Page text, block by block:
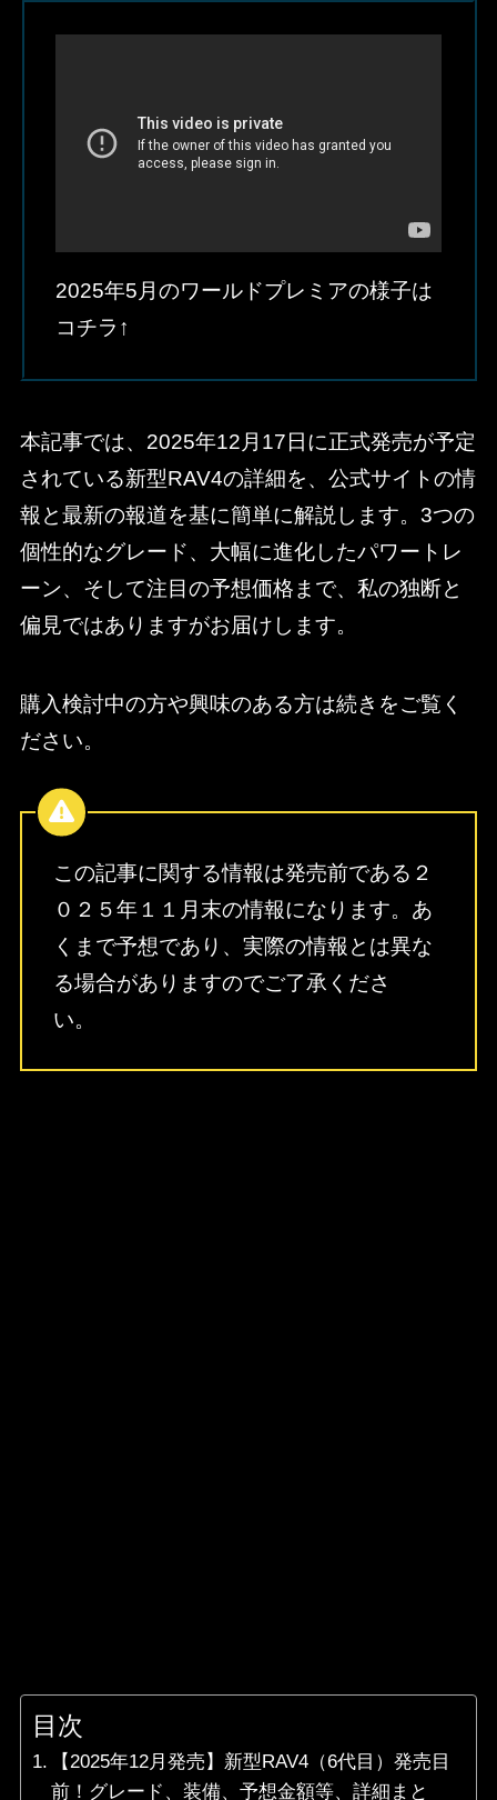
2025年5月のワールドプレミアの様子は
コチラ↑
本記事では、2025年12月17日に正式発売が予定
されている新型RAV4の詳細を、公式サイトの情
報と最新の報道を基に簡単に解説します。3つの
個性的なグレード、大幅に進化したパワートレ
ーン、そして注目の予想価格まで、私の独断と
偏見ではありますがお届けします。
購入検討中の方や興味のある方は続きをご覧く
ださい。
この記事に関する情報は発売前である２
０２５年１１月末の情報になります。あ
くまで予想であり、実際の情報とは異な
る場合がありますのでご了承くださ
い。
目次
【2025年12月発売】新型RAV4（6代目）発売目
前！グレード、装備、予想金額等、詳細まと